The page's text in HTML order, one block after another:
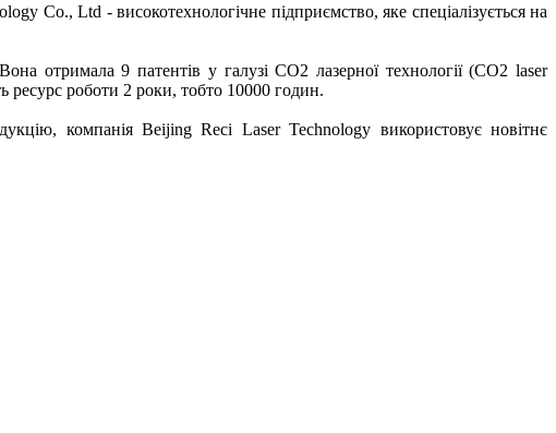
Co., Ltd - високотехнологічне підприємство, яке спеціалізується на
отримала 9 патентів у галузі СО2 лазерної технології (CO2 laser
ресурс роботи 2 роки, тобто 10000 годин.
компанія Beijing Reci Laser Technology використовує новітнє